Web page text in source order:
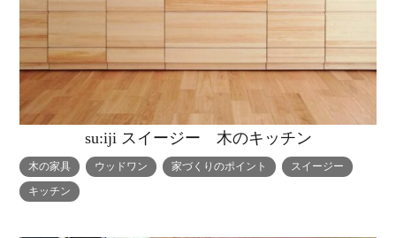
su:iji スイージー 木のキッチン
木の家具 ウッドワン 家づくりのポイント
スイージー
キッチン